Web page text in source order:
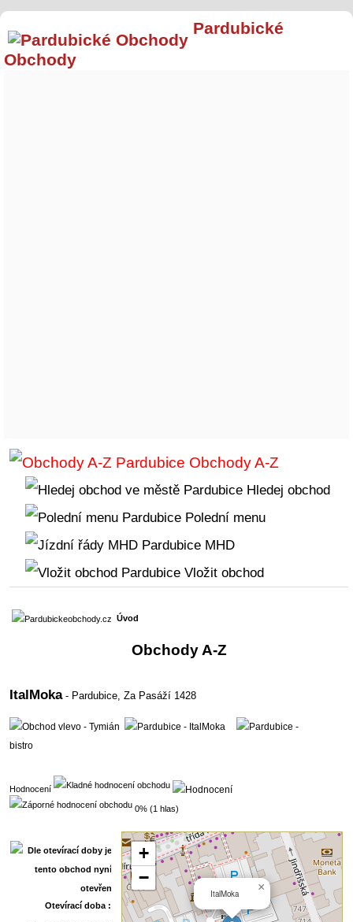
Pardubické
Obchody
Obchody A-Z
Hledej obchod
Polední menu
MHD
Vložit obchod
Úvod
Obchody A-Z
ItalMoka- Pardubice,Za Pasáží 1428
Hodnocení
0% (1 hlas)
Otevírací doba :
ItalMoka ×
+
−